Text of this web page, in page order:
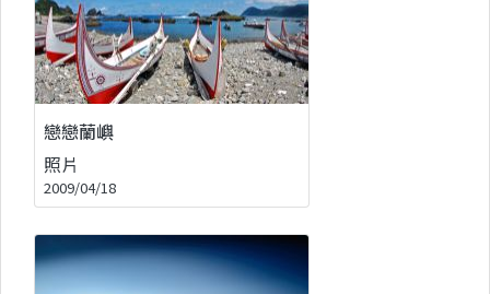
戀戀蘭嶼
照片
2009/04/18